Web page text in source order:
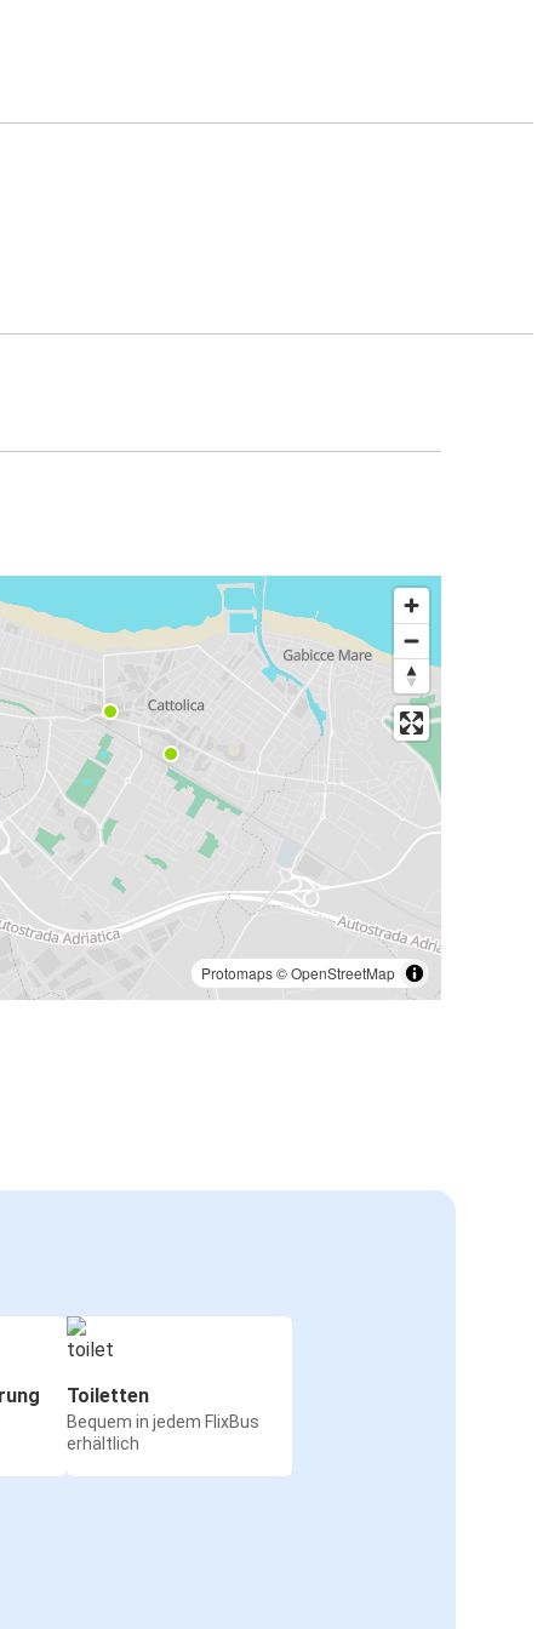
Protomaps©OpenStreetMap
Toiletten
Bequem in jedem FlixBus
erhältlich